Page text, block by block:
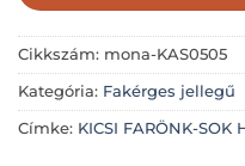
Cikkszám: mona-KAS0505
Kategória: Fakérges jellegű
Címke: KICSI FARÖNK-